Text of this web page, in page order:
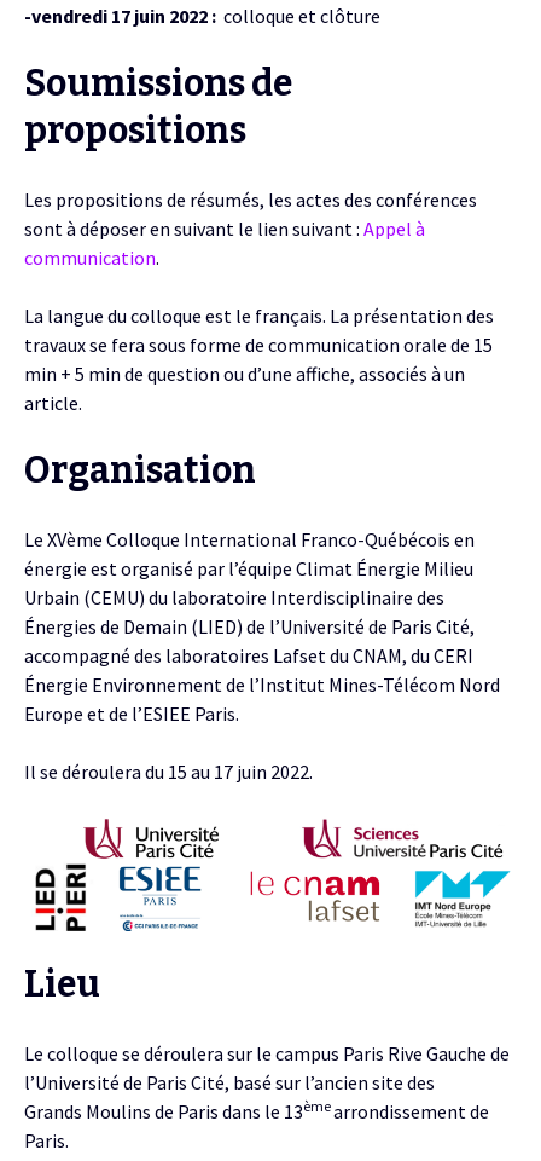
-vendredi 17 juin 2022 : colloque et clôture
Soumissions de
propositions
Les propositions de résumés, les actes des conférences
sont à déposer en suivant le lien suivant : Appel à
communication.
La langue du colloque est le français. La présentation des
travaux se fera sous forme de communication orale de 15
min + 5 min de question ou d’une affiche, associés à un
article.
Organisation
Le XVème Colloque International Franco-Québécois en
énergie est organisé par l’équipe Climat Énergie Milieu
Urbain (CEMU) du laboratoire Interdisciplinaire des
Énergies de Demain (LIED) de l’Université de Paris Cité,
accompagné des laboratoires Lafset du CNAM, du CERI
Énergie Environnement de l’Institut Mines-Télécom Nord
Europe et de l’ESIEE Paris.
Il se déroulera du 15 au 17 juin 2022.
Lieu
Le colloque se déroulera sur le campus Paris Rive Gauche de
l’Université de Paris Cité, basé sur l’ancien site des
Grands Moulins de Paris dans le 13èmearrondissement de
Paris.